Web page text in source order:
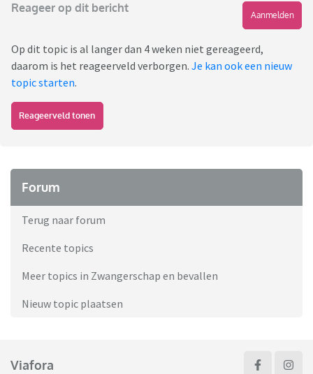
Reageer op dit bericht
Aanmelden
Op dit topic is al langer dan 4 weken niet gereageerd,
daarom is het reageerveld verborgen. Je kan ook een nieuw
topic starten.
Reageerveld tonen
Forum
Terug naar forum
Recente topics
Meer topics in Zwangerschap en bevallen
Nieuw topic plaatsen
Viafora